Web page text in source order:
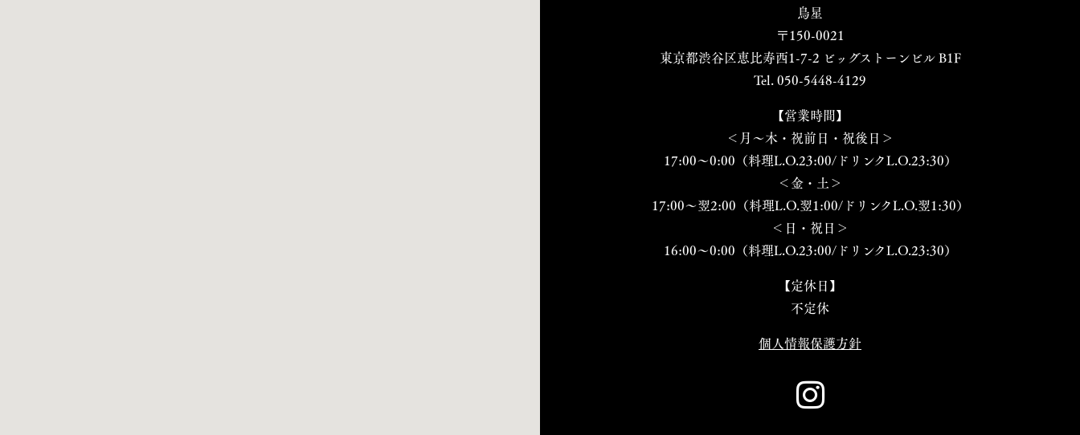
鳥星
〒150-0021
東京都渋谷区恵比寿西1-7-2 ビッグストーンビル B1F
Tel. 050-5448-4129
【営業時間】
＜月～木・祝前日・祝後日＞
17:00～0:00（料理L.O.23:00/ドリンクL.O.23:30）
＜金・土＞
17:00～翌2:00（料理L.O.翌1:00/ドリンクL.O.翌1:30）
＜日・祝日＞
16:00～0:00（料理L.O.23:00/ドリンクL.O.23:30）
【定休日】
不定休
個人情報保護方針